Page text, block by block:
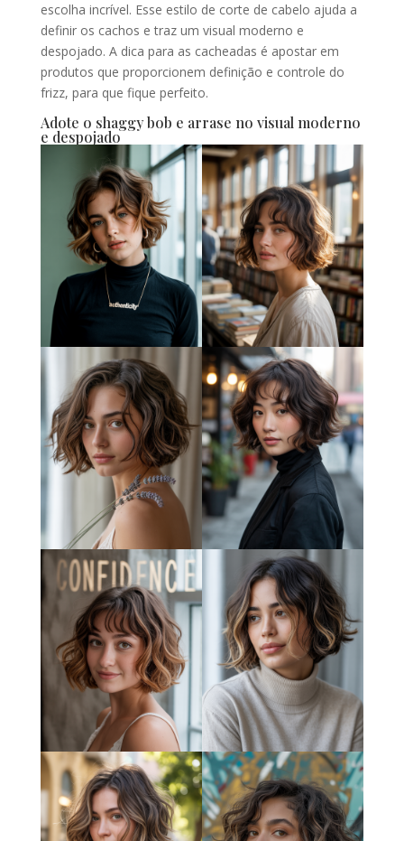
escolha incrível. Esse estilo de corte de cabelo ajuda a
definir os cachos e traz um visual moderno e
despojado. A dica para as cacheadas é apostar em
produtos que proporcionem definição e controle do
frizz, para que fique perfeito.
Adote o shaggy bob e arrase no visual moderno
e despojado